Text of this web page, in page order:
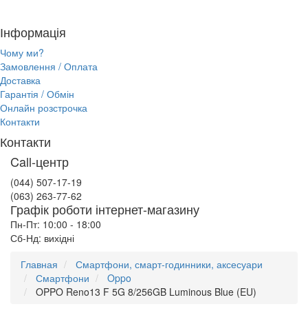
Інформація
Чому ми?
Замовлення / Оплата
Доставка
Гарантія / Обмін
Онлайн розстрочка
Контакти
Контакти
Call-центр
(044) 507-17-19
(063) 263-77-62
Графік роботи інтернет-магазину
Пн-Пт: 10:00 - 18:00
Сб-Нд: вихідні
Главная
Смартфони, смарт-годинники, аксесуари
Смартфони
Oppo
OPPO Reno13 F 5G 8/256GB Luminous Blue (EU)